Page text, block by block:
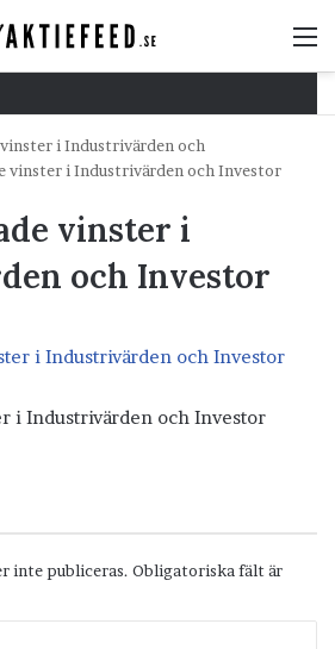
i Industrivärden och
vinster i Industrivärden och Investor
vinster i
och Investor
i Industrivärden och Investor
inte publiceras. Obligatoriska fält är